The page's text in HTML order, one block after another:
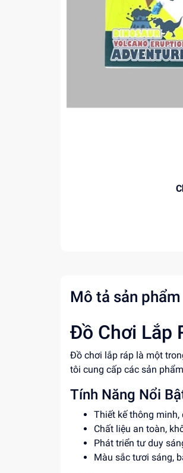
Mô tả sản phẩm
Đồ Chơi Lắp
Đồ chơi lắp ráp là một
tôi cung cấp các sản
Tính Năng Nổi
Thiết kế thông minh,
Chất liệu an toàn,
Phát triển tư duy
Màu sắc tươi sáng,